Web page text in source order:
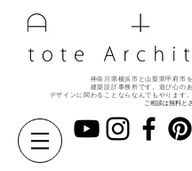
神奈川県横浜市と山梨県甲府市
建築設計事務所です。遊び心の
デザインに関わることならなんでもやります。
ご相談は無料と